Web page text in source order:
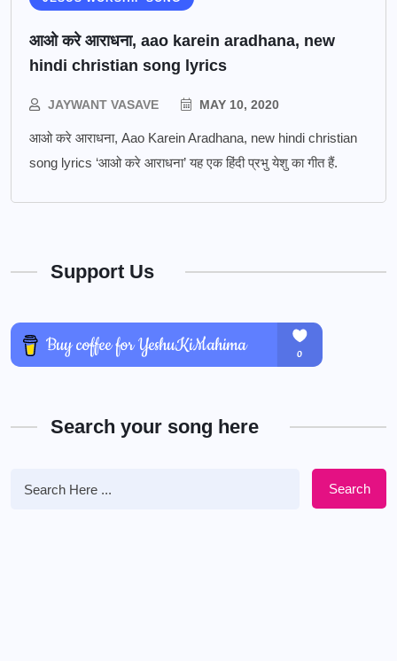
आओ करे आराधना, aao karein aradhana, new
hindi christian song lyrics
JAYWANT VASAVE MAY 10, 2020
आओ करे आराधना, Aao Karein Aradhana, new hindi christian
song lyrics ‘आओ करे आराधना’ यह एक हिंदी प्रभु येशु का गीत हैं.
Support Us
Search your song here
Search